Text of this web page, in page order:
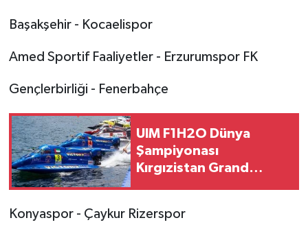
Başakşehir - Kocaelispor
Amed Sportif Faaliyetler - Erzurumspor FK
Gençlerbirliği - Fenerbahçe
UIM F1H2O Dünya
Şampiyonası
Kırgızistan Grand
Konyaspor - Çaykur Rizerspor